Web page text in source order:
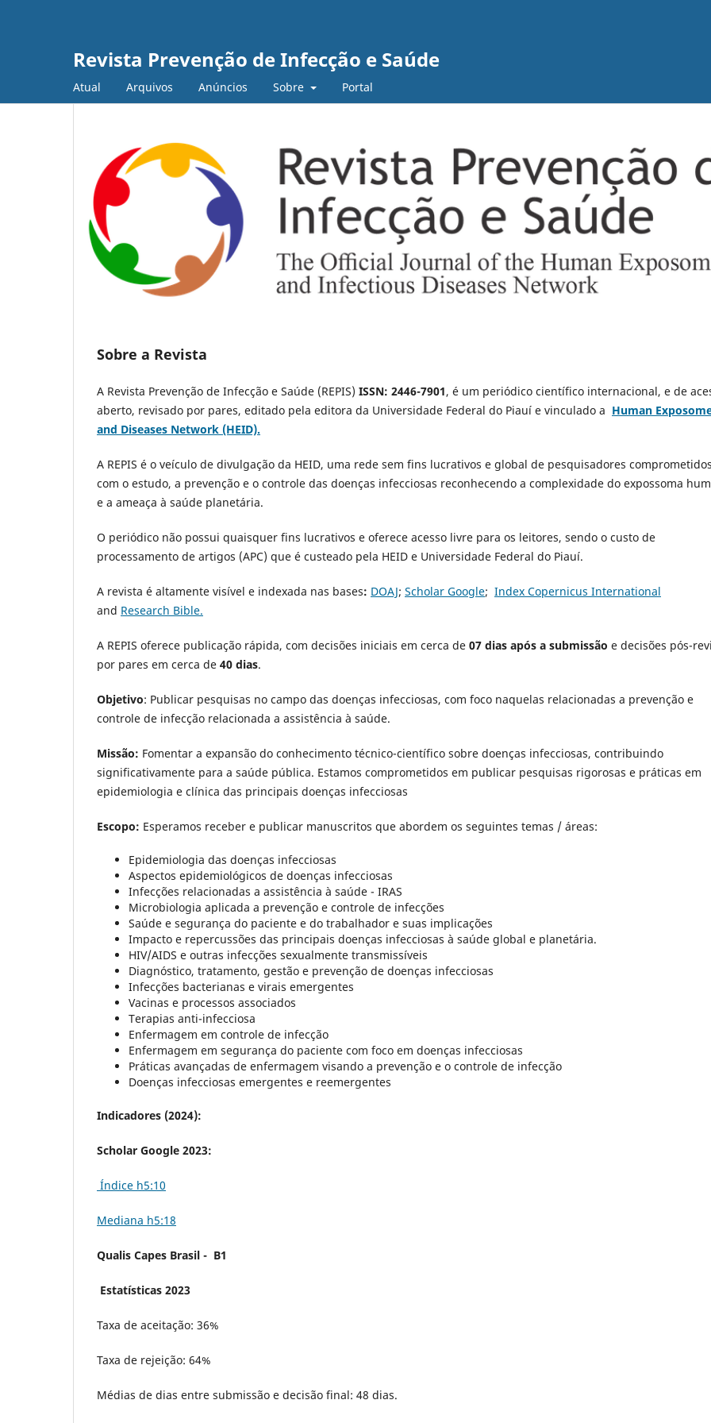
Revista Prevenção de Infecção e Saúde
Atual Arquivos Anúncios Sobre Portal
Sobre a Revista
A Revista Prevenção de Infecção e Saúde (REPIS) ISSN: 2446-7901, é um periódico científico internacional, e de
aberto, revisado por pares, editado pela editora da Universidade Federal do Piauí e vinculado a Human
and Diseases Network (HEID).
A REPIS é o veículo de divulgação da HEID, uma rede sem fins lucrativos e global de pesquisadores comprometidos
com o estudo, a prevenção e o controle das doenças infecciosas reconhecendo a complexidade do expossoma
e a ameaça à saúde planetária.
O periódico não possui quaisquer fins lucrativos e oferece acesso livre para os leitores, sendo o custo de
processamento de artigos (APC) que é custeado pela HEID e Universidade Federal do Piauí.
A revista é altamente visível e indexada nas bases: DOAJ; Scholar Google; Index Copernicus International
and Research Bible.
A REPIS oferece publicação rápida, com decisões iniciais em cerca de 07 dias após a submissão e decisões pós-
por pares em cerca de 40 dias.
Objetivo: Publicar pesquisas no campo das doenças infecciosas, com foco naquelas relacionadas a prevenção e
controle de infecção relacionada a assistência à saúde.
Missão: Fomentar a expansão do conhecimento técnico-científico sobre doenças infecciosas, contribuindo
significativamente para a saúde pública. Estamos comprometidos em publicar pesquisas rigorosas e práticas em
epidemiologia e clínica das principais doenças infecciosas
Escopo: Esperamos receber e publicar manuscritos que abordem os seguintes temas / áreas:
Epidemiologia das doenças infecciosas
Aspectos epidemiológicos de doenças infecciosas
Infecções relacionadas a assistência à saúde - IRAS
Microbiologia aplicada a prevenção e controle de infecções
Saúde e segurança do paciente e do trabalhador e suas implicações
Impacto e repercussões das principais doenças infecciosas à saúde global e planetária.
HIV/AIDS e outras infecções sexualmente transmissíveis
Diagnóstico, tratamento, gestão e prevenção de doenças infecciosas
Infecções bacterianas e virais emergentes
Vacinas e processos associados
Terapias anti-infecciosa
Enfermagem em controle de infecção
Enfermagem em segurança do paciente com foco em doenças infecciosas
Práticas avançadas de enfermagem visando a prevenção e o controle de infecção
Doenças infecciosas emergentes e reemergentes
Indicadores (2024):
Scholar Google 2023:
Índice h5:10
Mediana h5:18
Qualis Capes Brasil - B1
Estatísticas 2023
Taxa de aceitação: 36%
Taxa de rejeição: 64%
Médias de dias entre submissão e decisão final: 48 dias.